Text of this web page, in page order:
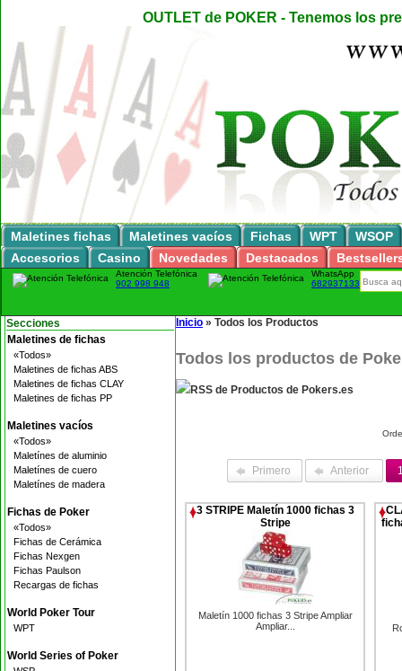
OUTLET de POKER - Tenemos los
Maletines fichas Maletines vacíos Fichas WPT
WSOP
Accesorios
Casino Novedades Destacados
Atención Telefónica
902 998 948
WhatsApp
682937133
Secciones
Maletines de fichas
«Todos»
Maletines de fichas ABS
Maletines de fichas CLAY
Maletines de fichas PP
Maletines vacíos
«Todos»
Maletínes de aluminio
Maletínes de cuero
Maletínes de madera
Fichas de Poker
«Todos»
Fichas de Cerámica
Fichas Nexgen
Fichas Paulson
Recargas de fichas
World Poker Tour
WPT
World Series of Poker
Inicio » Todos los Productos
Todos los productos de
RSS de Productos de Pokers.es
Primero Anterior
3 STRIPE Maletín 1000 fichas 3
Stripe
Maletín 1000 fichas 3 Stripe Ampliar
Ampliar...